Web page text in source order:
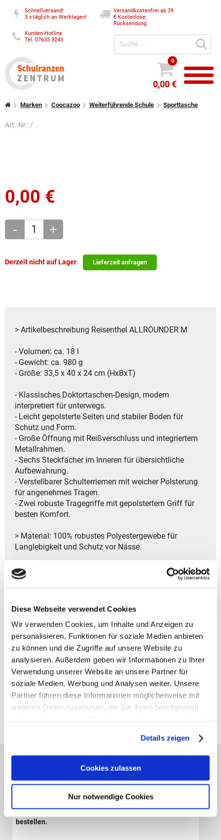
Diese Webseite verwendet Cookies
Wir verwenden Cookies, um Inhalte und Anzeigen zu
personalisieren, Funktionen für soziale Medien anbieten
zu können und die Zugriffe auf unsere Website zu
analysieren. Außerdem geben wir Informationen zu Ihrer
Verwendung unserer Website an unsere Partner für
soziale Medien, Werbung und Analysen weiter. Unsere
Partner führen diese Informationen möglicherweise mit
weiteren Daten zusammen, die Sie ihnen bereitgestellt
Details zeigen
Cookies zulassen
Nur notwendige Cookies
Schnellversand!
3 x täglich an Werktagen!
Versandkostenfrei ab 39
€Kostenlose
Rücksendung
Kunden-Hotline
Tel. 07633 3243
0
0,00 €
Marken Coocazoo Weiterführende Schule Sporttasche
Art.-Nr.:/
0,00 €
- +
Derzeit nicht auf Lager. Lieferzeit anfragen
> Artikelbeschreibung Reisenthel ALLROUNDER M
- Volumen: ca. 18 l
- Gewicht: ca. 980 g
- Größe: 33,5 x 40 x 24 cm (HxBxT)
- Klassisches Doktortaschen-Design, modern
interpretiert für unterwegs.
- Leicht gepolsterte Seiten und stabiler Boden für
Schutz und Form.
- Große Öffnung mit Reißverschluss und integriertem
Metallrahmen.
- Sechs Steckfächer im Inneren für übersichtliche
Aufbewahrung.
- Verstellbarer Schulterriemen mit weicher Polsterung
für angenehmes Tragen.
- Zwei robuste Tragegriffe mit gepolstertem Griff für
besten Komfort.
> Material: 100% robustes Polyestergewebe für
Langlebigkeit und Schutz vor Nässe.
> Hersteller: Reisenthel Accessoires GmbH & Co. KG
Zeppelinstr. 4
- Kontakt:
Tel.: +49 8105 772920
Fax: +49 8105 77292-920
E-Mail: service@reisenthel.com
Gutscheine bestellen
Das sagen unsere Kunden:
Der Shop hat eine sehr große Auswahl hochwertiger
Sporttaschen, Schulranzen und Zubehör.Die Bestellung
ist sehr einfach und der Versand erfolgte sehr schnell.
Ich bin sehr zufrieden und werde definitiv wieder hier
bestellen.